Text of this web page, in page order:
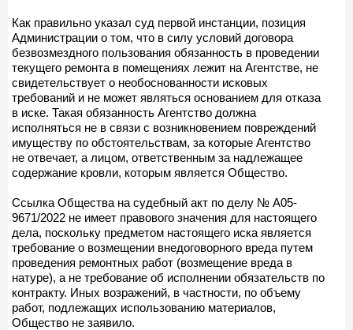
Как правильно указал суд первой инстанции, позиция
Администрации о том, что в силу условий договора
безвозмездного пользования обязанность в проведении
текущего ремонта в помещениях лежит на Агентстве, не
свидетельствует о необоснованности исковых
требований и не может являться основанием для отказа
в иске. Такая обязанность Агентство должна
исполняться не в связи с возникновением повреждений
имуществу по обстоятельствам, за которые Агентство
не отвечает, а лицом, ответственным за надлежащее
содержание кровли, которым является Общество.
Ссылка Общества на судебный акт по делу № А05-
9671/2022 не имеет правового значения для настоящего
дела, поскольку предметом настоящего иска является
требование о возмещении внедоговорного вреда путем
проведения ремонтных работ (возмещение вреда в
натуре), а не требование об исполнении обязательств по
контракту. Иных возражений, в частности, по объему
работ, подлежащих использованию материалов,
Общество не заявило.